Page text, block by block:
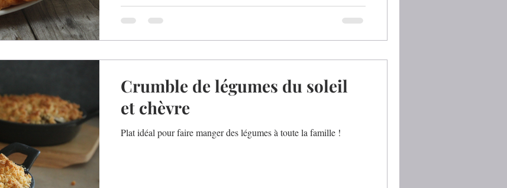
Crumble de légumes du soleil
et chèvre
Plat idéal pour faire manger des légumes à toute la famille !